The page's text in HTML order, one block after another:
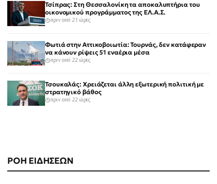
ΡΟΗ ΕΙΔΗΣΕΩΝ
Τσίπρας: Στη Θεσσαλονίκη τα αποκαλυπτήρια του
οικονομικού προγράμματος της ΕΛ.Α.Σ.
πριν από 21 ώρες
Φωτιά στην Αττικοβοιωτία: Τουρνάς, δεν κατάφεραν
να κάνουν ρίψεις 51 εναέρια μέσα
πριν από 22 ώρες
Τσουκαλάς: Χρειάζεται άλλη εξωτερική πολιτική με
στρατηγικό βάθος
πριν από 22 ώρες